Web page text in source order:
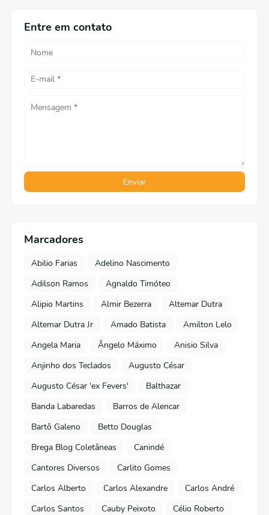
Entre em contato
Marcadores
Abilio Farias
Adelino Nascimento
Adilson Ramos
Agnaldo Timóteo
Alipio Martins
Almir Bezerra
Altemar Dutra
Altemar Dutra Jr
Amado Batista
Amilton Lelo
Angela Maria
Ângelo Máximo
Anisio Silva
Anjinho dos Teclados
Augusto César
Augusto César 'ex Fevers'
Balthazar
Banda Labaredas
Barros de Alencar
Bartô Galeno
Betto Douglas
Brega Blog Coletâneas
Canindé
Cantores Diversos
Carlito Gomes
Carlos Alberto
Carlos Alexandre
Carlos André
Carlos Santos
Cauby Peixoto
Célio Roberto